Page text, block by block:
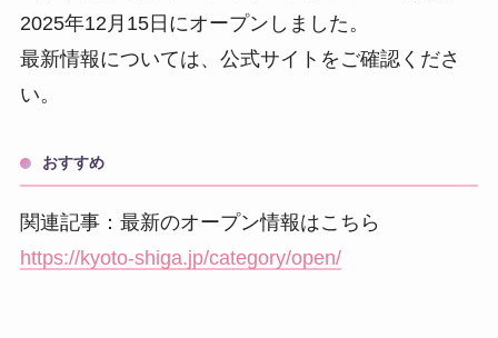
2025年12月15日にオープンしました。
最新情報については、公式サイトをご確認くださ
い。
おすすめ
関連記事：最新のオープン情報はこちら
https://kyoto-shiga.jp/category/open/